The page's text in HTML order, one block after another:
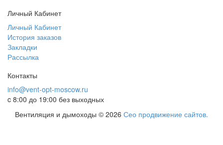
Личный Кабинет
Личный Кабинет
История заказов
Закладки
Рассылка
Контакты
info@vent-opt-moscow.ru
c 8:00 до 19:00 без выходных
Вентиляция и дымоходы © 2026 Сео продвижение сайтов.